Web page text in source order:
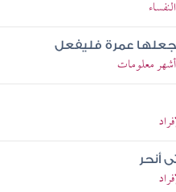
عمرة فليفعل
معلومات
أنحر